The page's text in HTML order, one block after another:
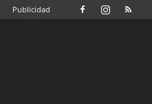
Publicidad